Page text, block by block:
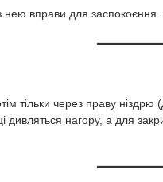
нею вправи для заспокоєння.
тільки через праву
дивляться нагору, а для